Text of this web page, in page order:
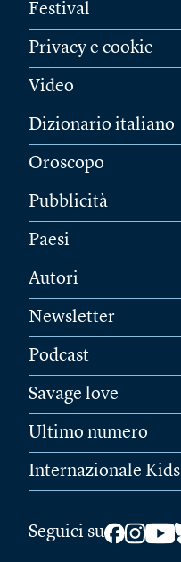
Festival
Privacy e cookie
Video
Dizionario italiano
Oroscopo
Pubblicità
Paesi
Autori
Newsletter
Podcast
Savage love
Ultimo numero
Internazionale Kids
Seguici su